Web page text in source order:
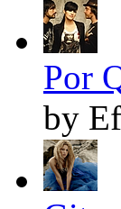
Por
by